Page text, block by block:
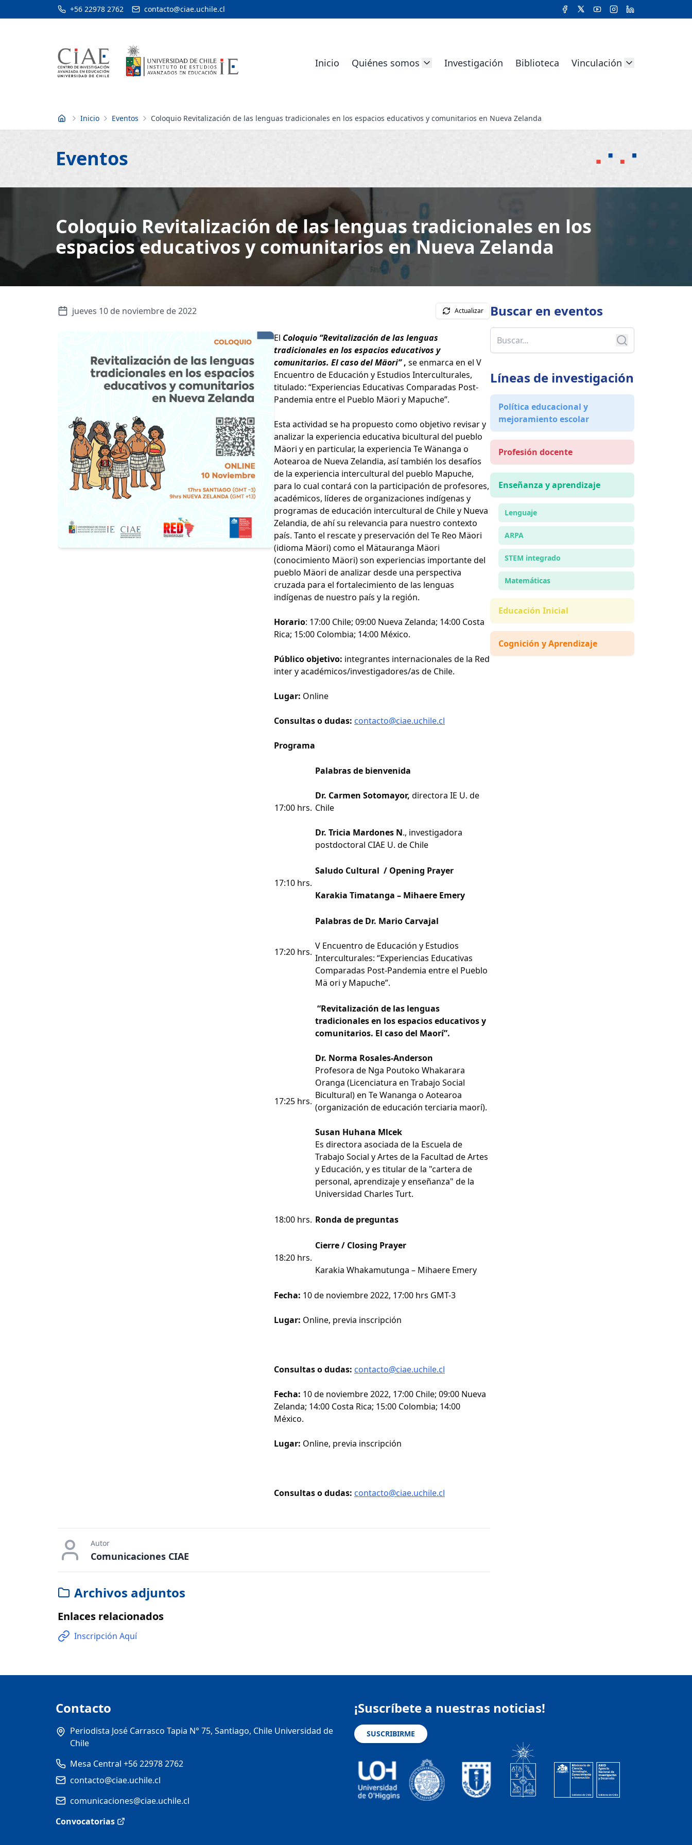
+56 22978 2762 contacto@ciae.uchile.cl
Inicio Quiénes somos Investigación Biblioteca Vinculación
Inicio Inicio Eventos Coloquio Revitalización de las lenguas tradicionales en los espacios educativos y comunitarios en Nueva Zelanda
Eventos
Coloquio Revitalización de las lenguas tradicionales en los
espacios educativos y comunitarios en Nueva Zelanda
jueves 10 de noviembre de 2022 Actualizar
El Coloquio “Revitalización de las lenguas
tradicionales en los espacios educativos y
comunitarios. El caso del Mäori” , se enmarca en el V
Encuentro de Educación y Estudios Interculturales,
titulado: “Experiencias Educativas Comparadas Post-
Pandemia entre el Pueblo Mäori y Mapuche”.
Esta actividad se ha propuesto como objetivo revisar y
analizar la experiencia educativa bicultural del pueblo
Mäori y en particular, la experiencia Te Wänanga o
Aotearoa de Nueva Zelandia, así también los desafíos
de la experiencia intercultural del pueblo Mapuche,
para lo cual contará con la participación de profesores,
académicos, líderes de organizaciones indígenas y
programas de educación intercultural de Chile y Nueva
Zelandia, de ahí su relevancia para nuestro contexto
país. Tanto el rescate y preservación del Te Reo Mäori
(idioma Mäori) como el Mätauranga Mäori
(conocimiento Mäori) son experiencias importante del
pueblo Mäori de analizar desde una perspectiva
cruzada para el fortalecimiento de las lenguas
indígenas de nuestro país y la región.
Horario: 17:00 Chile; 09:00 Nueva Zelanda; 14:00 Costa
Rica; 15:00 Colombia; 14:00 México.
Público objetivo: integrantes internacionales de la Red
inter y académicos/investigadores/as de Chile.
Lugar: Online
Consultas o dudas: contacto@ciae.uchile.cl
Programa
17:00 hrs.
Palabras de bienvenida
Dr. Carmen Sotomayor, directora IE U. de
Chile
Dr. Tricia Mardones N., investigadora
postdoctoral CIAE U. de Chile
17:10 hrs.
Saludo Cultural / Opening Prayer
Karakia Timatanga – Mihaere Emery
17:20 hrs.
Palabras de Dr. Mario Carvajal
V Encuentro de Educación y Estudios
Interculturales: “Experiencias Educativas
Comparadas Post-Pandemia entre el Pueblo
Mä ori y Mapuche”.
17:25 hrs.
“Revitalización de las lenguas
tradicionales en los espacios educativos y
comunitarios. El caso del Maorí”.
Dr. Norma Rosales-Anderson
Profesora de Nga Poutoko Whakarara
Oranga (Licenciatura en Trabajo Social
Bicultural) en Te Wananga o Aotearoa
(organización de educación terciaria maorí).
Susan Huhana Mlcek
Es directora asociada de la Escuela de
Trabajo Social y Artes de la Facultad de Artes
y Educación, y es titular de la "cartera de
personal, aprendizaje y enseñanza" de la
Universidad Charles Turt.
18:00 hrs. Ronda de preguntas
18:20 hrs.
Cierre / Closing Prayer
Karakia Whakamutunga – Mihaere Emery
Fecha: 10 de noviembre 2022, 17:00 hrs GMT-3
Lugar: Online, previa inscripción
Consultas o dudas: contacto@ciae.uchile.cl
Fecha: 10 de noviembre 2022, 17:00 Chile; 09:00 Nueva
Zelanda; 14:00 Costa Rica; 15:00 Colombia; 14:00
México.
Lugar: Online, previa inscripción
Consultas o dudas: contacto@ciae.uchile.cl
Autor
Comunicaciones CIAE
Archivos adjuntos
Enlaces relacionados
Inscripción Aquí
Buscar en eventos
Líneas de investigación
Política educacional y
mejoramiento escolar
Profesión docente
Enseñanza y aprendizaje
Lenguaje
ARPA
STEM integrado
Matemáticas
Educación Inicial
Cognición y Aprendizaje
Contacto
Periodista José Carrasco Tapia N° 75, Santiago, Chile Universidad de
Chile
Mesa Central +56 22978 2762
contacto@ciae.uchile.cl
comunicaciones@ciae.uchile.cl
Convocatorias
¡Suscríbete a nuestras noticias!
SUSCRIBIRME